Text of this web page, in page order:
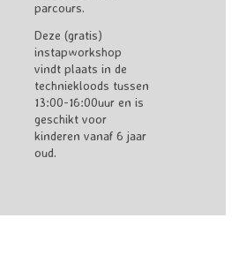
parcours.
Deze (gratis)
instapworkshop
vindt plaats in de
techniekloods tussen
13:00-16:00uur en is
geschikt voor
kinderen vanaf 6 jaar
oud.